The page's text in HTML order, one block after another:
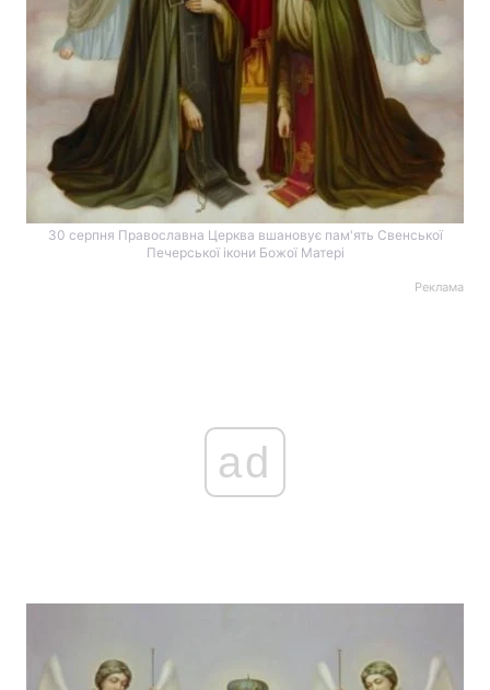
Політика
Техно і зв'язок Лайт
Зброя
30 серпня Православна Церква вшановує пам'ять Свенської
Печерської ікони Божої Матері
Реклама
ad